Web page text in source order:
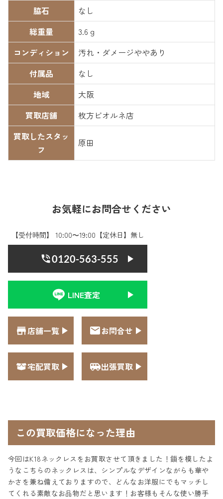
脇石
なし
総重量
3.6ｇ
コンディション
汚れ・ダメージややあり
付属品
なし
地域
大阪
買取店舗
枚方ビオルネ店
買取したスタッ
フ
原田
お気軽にお問合せください
【受付時間】 10:00〜19:00【定休日】無し
0120-563-555
LINE査定
店舗一覧 お問合せ
宅配買取 出張買取
この買取価格になった理由
今回はK18ネックレスをお買取させて頂きました！鎖を模したよ
うなこちらのネックレスは、シンプルなデザインながらも華や
かさを兼ね備えておりますので、どんなお洋服にでもマッチし
てくれる素敵なお品物だと思います！お客様もそんな使い勝手